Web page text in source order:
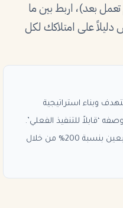
تعمل بعد)، اربط بين ما
على امتلاكك لكل
وبناء استراتيجية
‘قابلاً للتنفيذ الفعلي’.
كما تطوّعت لإدارة حسابات التواصل الاجتماعي لجمعية [الاسم] الخيرية لمدة 6 أشهر، حيث زاد عدد المتابعين بنسبة 200% من خلال